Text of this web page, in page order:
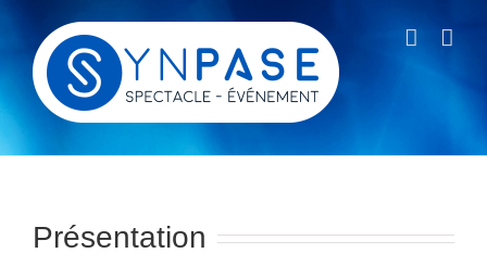
contenu
Présentation